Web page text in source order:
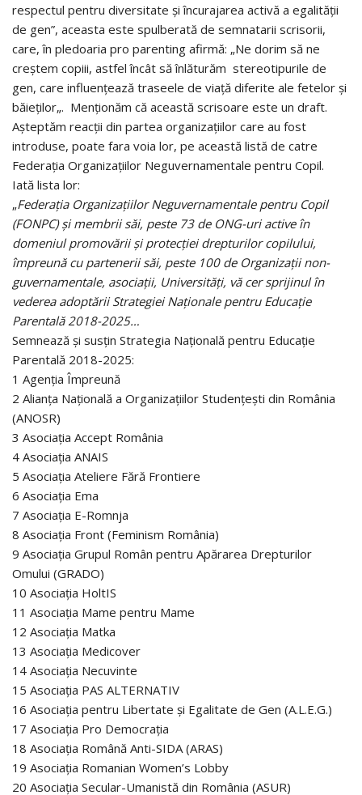
respectul pentru diversitate și încurajarea activă a egalității
de gen”, aceasta este spulberată de semnatarii scrisorii,
care, în pledoaria pro parenting afirmă: „Ne dorim să ne
creștem copiii, astfel încât să înlăturăm stereotipurile de
gen, care influențează traseele de viață diferite ale fetelor și
băieților„. Menționăm că această scrisoare este un draft.
Așteptăm reacții din partea organizațiilor care au fost
introduse, poate fara voia lor, pe această listă de catre
Federația Organizațiilor Neguvernamentale pentru Copil.
Iată lista lor:
„Federația Organizațiilor Neguvernamentale pentru Copil
(FONPC) și membrii săi, peste 73 de ONG-uri active în
domeniul promovării și protecției drepturilor copilului,
împreună cu partenerii săi, peste 100 de Organizații non-
guvernamentale, asociații, Universități, vă cer sprijinul în
vederea adoptării Strategiei Naționale pentru Educație
Parentală 2018-2025…
Semnează și susțin Strategia Națională pentru Educație
Parentală 2018-2025:
1 Agenția Împreună
2 Alianța Națională a Organizațiilor Studențești din România
(ANOSR)
3 Asociația Accept România
4 Asociația ANAIS
5 Asociația Ateliere Fără Frontiere
6 Asociația Ema
7 Asociația E-Romnja
8 Asociația Front (Feminism România)
9 Asociația Grupul Român pentru Apărarea Drepturilor
Omului (GRADO)
10 Asociația HoltIS
11 Asociația Mame pentru Mame
12 Asociația Matka
13 Asociația Medicover
14 Asociația Necuvinte
15 Asociația PAS ALTERNATIV
16 Asociația pentru Libertate și Egalitate de Gen (A.L.E.G.)
17 Asociația Pro Democrația
18 Asociația Română Anti-SIDA (ARAS)
19 Asociația Romanian Women’s Lobby
20 Asociația Secular-Umanistă din România (ASUR)